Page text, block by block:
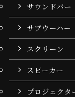
サウンドバー
サブウーハー
スクリーン
スピーカー
プロジェクタ